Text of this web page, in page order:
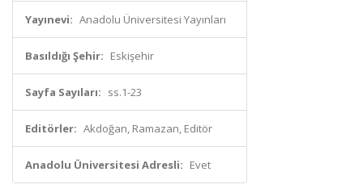
Yayınevi: Anadolu Üniversitesi Yayınları
Basıldığı Şehir: Eskişehir
Sayfa Sayıları: ss.1-23
Editörler: Akdoğan, Ramazan, Editör
Anadolu Üniversitesi Adresli: Evet